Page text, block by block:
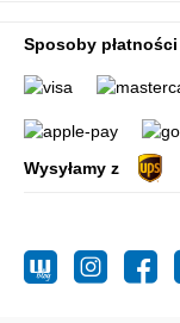
Sposoby płatności
Wysyłamy z